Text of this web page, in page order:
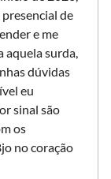
de
e me
aquela surda,
dúvidas
eu
sinal são
os
no coração